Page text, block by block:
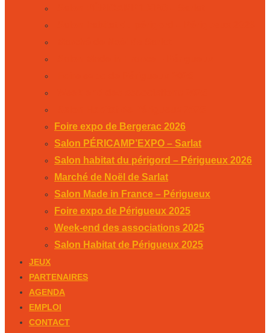
Foire expo de Bergerac 2026
Salon PÉRICAMP’EXPO – Sarlat
Salon habitat du périgord – Périgueux 2026
Marché de Noël de Sarlat
Salon Made in France – Périgueux
Foire expo de Périgueux 2025
Week-end des associations 2025
Salon Habitat de Périgueux 2025
JEUX
PARTENAIRES
AGENDA
EMPLOI
CONTACT